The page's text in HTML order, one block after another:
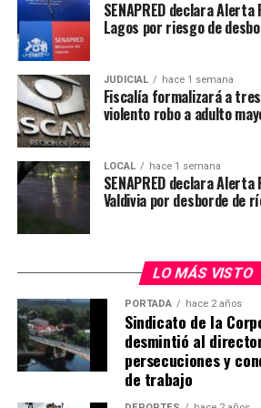
“El desarrollo de nuestra región
estratégica y un trabajo coordinado
instituciones del Estado. Nosotros
hace mucho tiempo un trabajo
ministerios, con los distintos
reparticiones públicas. Además,
responsabilidad relevante en materia
pública, ya que me corresponde
instancia de coordinación del gasto
CORGAPU, que articula
pública en nuestro territorio”, señaló
La autoridad regional destacó
Gobierno Regional en la gestión de
presupuesto global, cuyas decisiones
el Ejecutivo regional y sancionadas
Regional.
“Actualmente tenemos una gran
SENAPRED declara Alerta
Lagos por riesgo de
JUDICIAL hace 1 semana
Fiscalía formalizará a
violento robo a adulto
LOCAL hace 1 semana
SENAPRED declara
Valdivia por desborde de
LO MÁS VISTO
PORTADA hace 2 años
Sindicato de la
desmintió al
persecuciones y
de trabajo